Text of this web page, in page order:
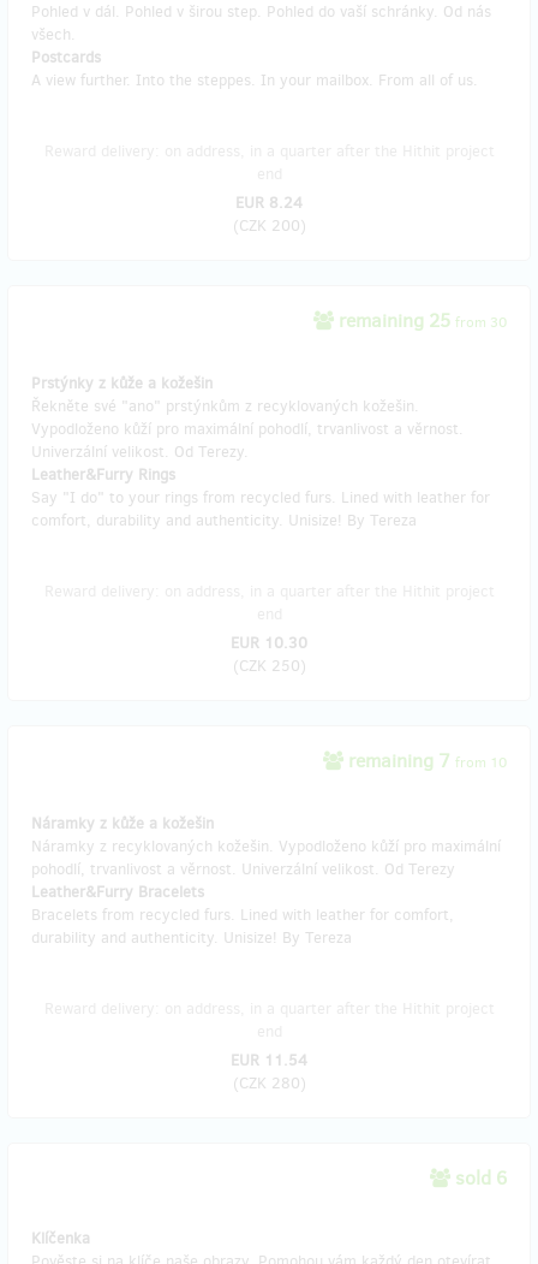
Pohled v dál. Pohled v širou step. Pohled do vaší schránky. Od nás
všech.
Postcards
A view further. Into the steppes. In your mailbox. From all of us.
EUR 8.24
(CZK 200)
remaining 25 from 30
Prstýnky z kůže a kožešin
Řekněte své "ano" prstýnkům z recyklovaných kožešin.
Vypodloženo kůží pro maximální pohodlí, trvanlivost a věrnost.
Univerzální velikost. Od Terezy.
Leather&Furry Rings
Say "I do" to your rings from recycled furs. Lined with leather for
comfort, durability and authenticity. Unisize! By Tereza
EUR 10.30
(CZK 250)
remaining 7 from 10
Náramky z kůže a kožešin
Náramky z recyklovaných kožešin. Vypodloženo kůží pro maximální
pohodlí, trvanlivost a věrnost. Univerzální velikost. Od Terezy
Leather&Furry Bracelets
Bracelets from recycled furs. Lined with leather for comfort,
durability and authenticity. Unisize! By Tereza
EUR 11.54
(CZK 280)
sold 6
Klíčenka